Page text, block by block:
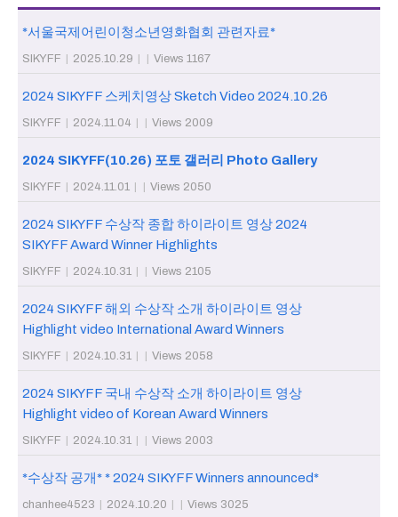
*서울국제어린이청소년영화협회 관련자료*
SIKYFF | 2025.10.29 | | Views 1167
2024 SIKYFF 스케치영상 Sketch Video 2024.10.26
SIKYFF | 2024.11.04 | | Views 2009
2024 SIKYFF(10.26) 포토 갤러리 Photo Gallery
SIKYFF | 2024.11.01 | | Views 2050
2024 SIKYFF 수상작 종합 하이라이트 영상 2024
SIKYFF Award Winner Highlights
SIKYFF | 2024.10.31 | | Views 2105
2024 SIKYFF 해외 수상작 소개 하이라이트 영상
Highlight video International Award Winners
SIKYFF | 2024.10.31 | | Views 2058
2024 SIKYFF 국내 수상작 소개 하이라이트 영상
Highlight video of Korean Award Winners
SIKYFF | 2024.10.31 | | Views 2003
*수상작 공개* * 2024 SIKYFF Winners announced*
chanhee4523 | 2024.10.20 | | Views 3025